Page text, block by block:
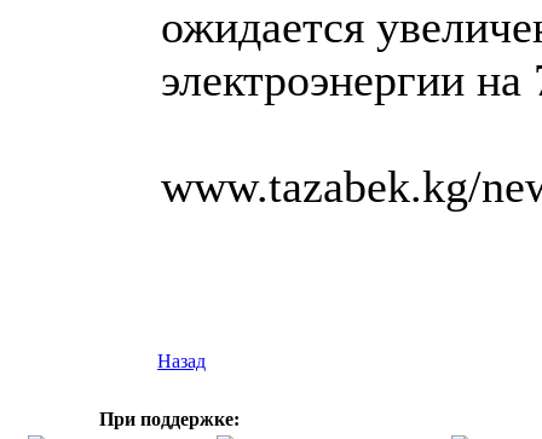
ожидается
электроэнергии
www.tazabek.kg/
Назад
При поддержке: